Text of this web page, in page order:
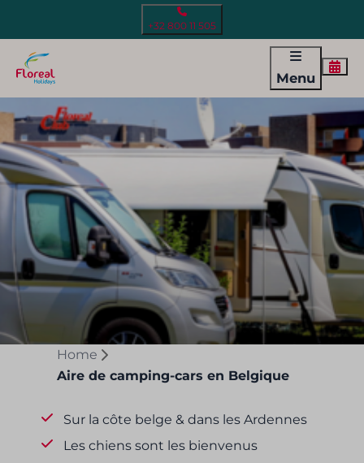
+32 800 11 505
Menu
Home
Aire de camping-cars en Belgique
Sur la côte belge & dans les Ardennes
Les chiens sont les bienvenus